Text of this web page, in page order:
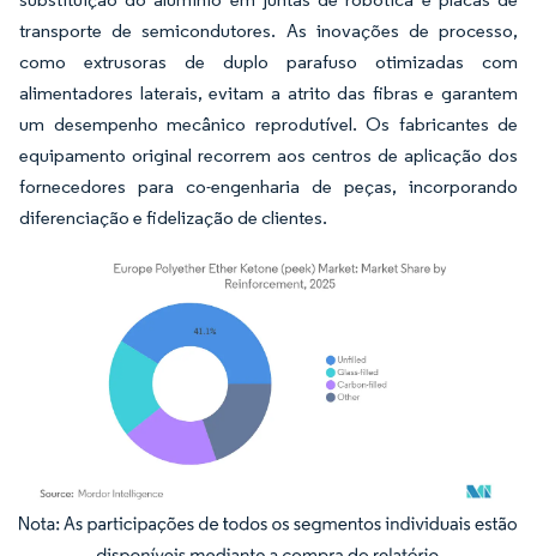
transporte de semicondutores. As inovações de processo,
como extrusoras de duplo parafuso otimizadas com
alimentadores laterais, evitam a atrito das fibras e garantem
um desempenho mecânico reprodutível. Os fabricantes de
equipamento original recorrem aos centros de aplicação dos
fornecedores para co-engenharia de peças, incorporando
diferenciação e fidelização de clientes.
Imagem © Mordor Intelligence. O reuso requer atribuição conforme CC BY 4.0.